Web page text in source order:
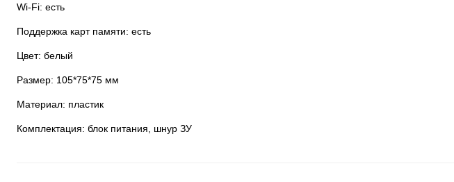
Wi-Fi: есть
Поддержка карт памяти: есть
Цвет: белый
Размер: 105*75*75 мм
Материал: пластик
Комплектация: блок питания, шнур ЗУ